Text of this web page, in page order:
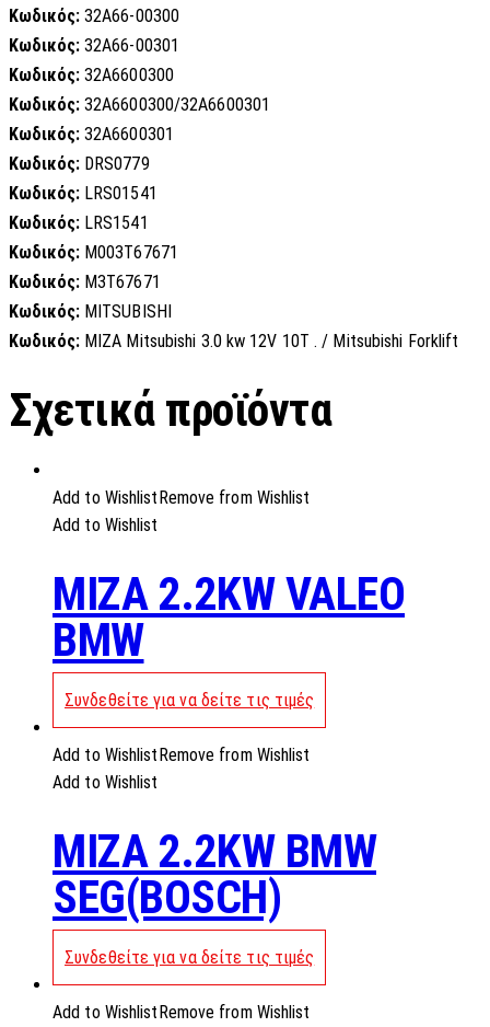
Κωδικός: 32A66-00300
Κωδικός: 32A66-00301
Κωδικός: 32A6600300
Κωδικός: 32A6600300/32A6600301
Κωδικός: 32A6600301
Κωδικός: DRS0779
Κωδικός: LRS01541
Κωδικός: LRS1541
Κωδικός: M003T67671
Κωδικός: M3T67671
Κωδικός: MITSUBISHI
Κωδικός: MIZA Mitsubishi 3.0 kw 12V 10T . / Mitsubishi Forklift
Σχετικά προϊόντα
Add to Wishlist Remove from Wishlist
Add to Wishlist
MIZA 2.2KW VALEO
BMW
Συνδεθείτε για να δείτε τις τιμές
Add to Wishlist Remove from Wishlist
Add to Wishlist
MIZA 2.2KW BMW
SEG(BOSCH)
Συνδεθείτε για να δείτε τις τιμές
Add to Wishlist Remove from Wishlist